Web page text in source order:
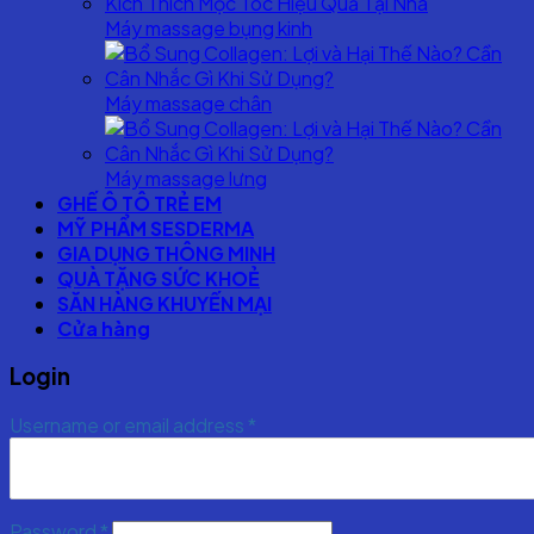
Máy massage bụng kinh
Máy massage chân
Máy massage lưng
GHẾ Ô TÔ TRẺ EM
MỸ PHẨM SESDERMA
GIA DỤNG THÔNG MINH
QUÀ TẶNG SỨC KHOẺ
SĂN HÀNG KHUYẾN MẠI
Cửa hàng
Login
Username or email address *